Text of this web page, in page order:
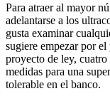
Para atraer al mayor
adelantarse a los
gusta examinar
sugiere empezar por
proyecto de ley,
medidas para una
tolerable en el banco.